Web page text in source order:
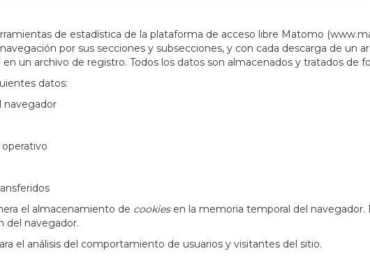
de estadística de la plataforma de acceso libre Matomo
por sus secciones y subsecciones, y con cada descarga de un
un archivo de registro. Todos los datos son almacenados y tratados de
datos:
navegador
el almacenamiento de cookies en la memoria temporal del navegador.
del navegador.
el análisis del comportamiento de usuarios y visitantes del sitio.